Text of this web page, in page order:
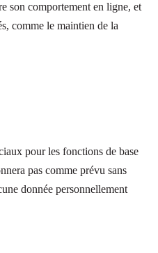
son comportement en ligne, et
comme le maintien de la
pour les fonctions de base
pas comme prévu sans
donnée personnellement